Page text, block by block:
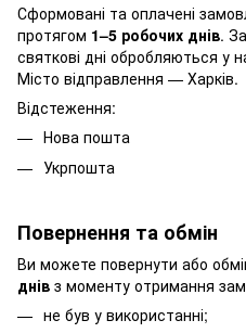
Сформовані та оплачені
протягом 1–5 робочих днів.
святкові дні обробляються у
Місто відправлення — Харків.
Відстеження:
Нова пошта
Укрпошта
Повернення та обмін
Ви можете повернути або
днів з моменту отримання
не був у використанні;